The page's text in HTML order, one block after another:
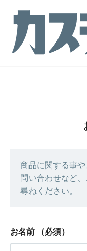
商品に関する事
問い合わせなど
尋ねください。
お名前 （必須）